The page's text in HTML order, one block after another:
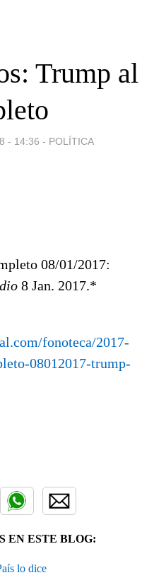
Trump al
- 14:36 - POLÍTICA
08/01/2017:
8 Jan. 2017.*
fonoteca/2017-
08012017-trump-
EN ESTE BLOG:
lo dice